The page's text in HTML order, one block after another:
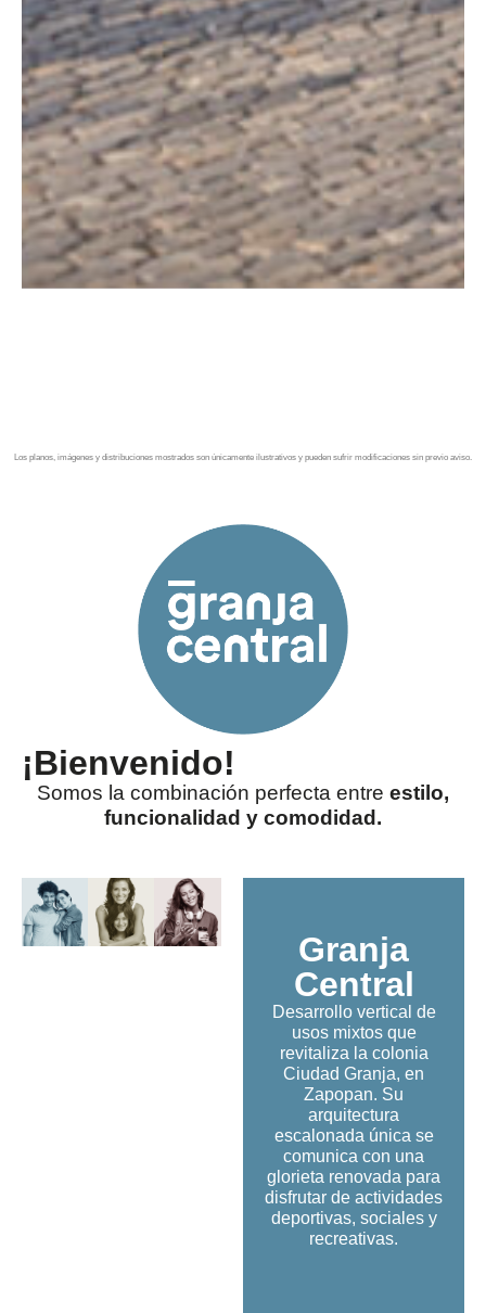
Los planos, imágenes y distribuciones mostrados son únicamente ilustrativos y pueden sufrir modificaciones sin previo aviso.
¡Bienvenido!
Somos la combinación perfecta entre estilo,
funcionalidad y comodidad.
Granja
Central
Desarrollo vertical de
usos mixtos que
revitaliza la colonia
Ciudad Granja, en
Zapopan. Su
arquitectura
escalonada única se
comunica con una
glorieta renovada para
disfrutar de actividades
deportivas, sociales y
recreativas.